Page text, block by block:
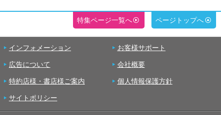
特集ページ一覧へ ページトップへ
インフォメーション お客様サポート
広告について 会社概要
特約店様・書店様ご案内 個人情報保護方針
サイトポリシー